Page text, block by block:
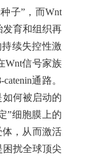
子”，而Wnt
发育和组织再
续失控性激
Wnt信号家族
通路。
如何被启动的
”细胞膜上的
体，从而激活
扰全球顶尖